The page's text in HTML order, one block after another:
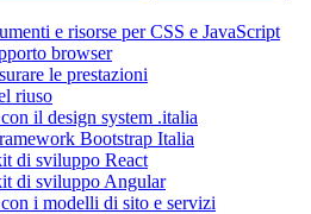
e risorse per CSS e JavaScript
browser
le prestazioni
riuso
il design system .italia
Bootstrap Italia
di sviluppo React
di sviluppo Angular
i modelli di sito e servizi